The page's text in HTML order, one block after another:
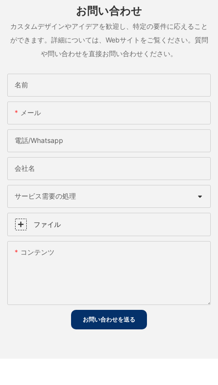
お問い合わせ
カスタムデザインやアイデアを歓迎し、特定の要件に応えること
ができます。詳細については、Webサイトをご覧ください。質問
や問い合わせを直接お問い合わせください。
名前
メール
電話/whatsapp
会社名
サービス需要の処理
ファイル
コンテンツ
お問い合わせを送る